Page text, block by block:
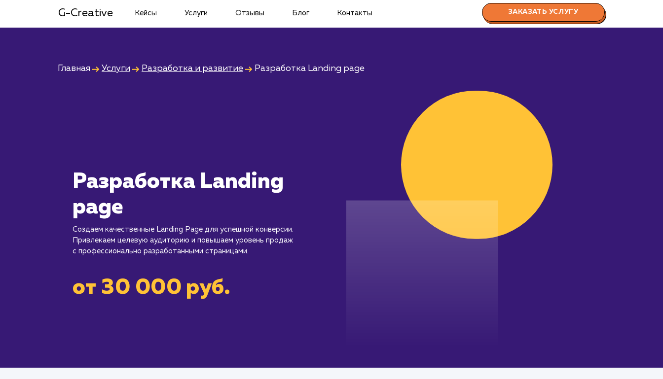
G-Creative Кейсы Услуги Отзывы Блог Контакты ЗАКАЗАТЬ УСЛУГУ
Главная Услуги Разработка и развитие Разработка Landing page
Разработка Landing
page
Создаем качественные Landing Page для успешной конверсии.
Привлекаем целевую аудиторию и повышаем уровень продаж
с профессионально разработанными страницами.
от 30 000 руб.